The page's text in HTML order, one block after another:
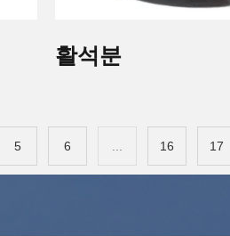
활석분
5 6 16 17